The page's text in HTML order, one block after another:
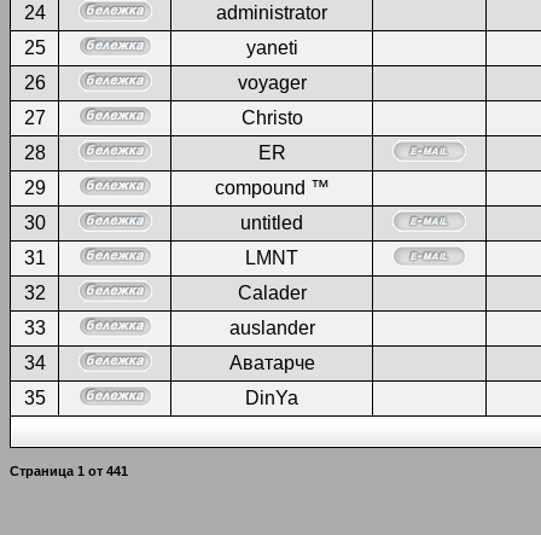
24
administrator
25
yaneti
26
voyager
27
Christo
28
ER
29
compound ™
30
untitled
31
LMNT
32
Calader
33
auslander
34
Аватарче
35
DinYa
Страница 1 от 441